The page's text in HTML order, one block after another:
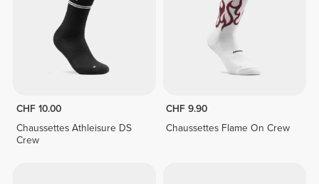
CHF 10.00
Chaussettes Athleisure DS
Crew
CHF 9.90
Chaussettes Flame On Crew